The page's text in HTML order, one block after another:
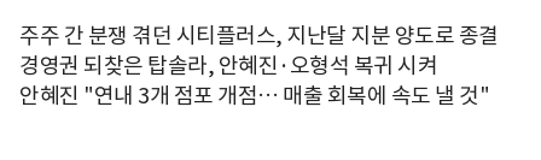
주주 간 분쟁 겪던 시티플러스, 지난달 지분 양도로 종결
경영권 되찾은 탑솔라, 안혜진·오형석 복귀 시켜
안혜진 "연내 3개 점포 개점… 매출 회복에 속도 낼 것"